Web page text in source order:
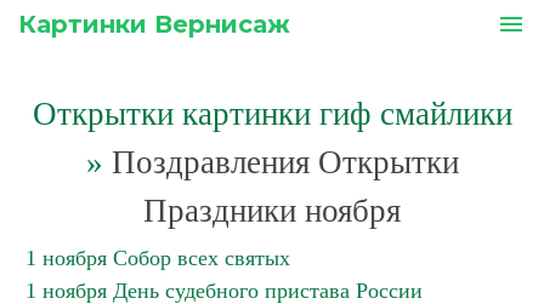
Картинки Вернисаж menu
Открытки картинки гиф смайлики
» Поздравления Открытки
Праздники ноября
1 ноября Собор всех святых
1 ноября День судебного пристава России